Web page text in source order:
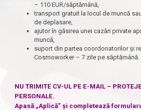
– 110 EUR/săptămână,
transport gratuit la locul de muncă
de deplasare,
ajutor în găsirea unei cazări private
muncă,
suport din partea coordonatorilor și
Cosmoworker – 7 zile pe săptămână.
NU TRIMITE CV-UL PE E-MAIL –
PERSONALE.
Apasă „Aplică” și completează